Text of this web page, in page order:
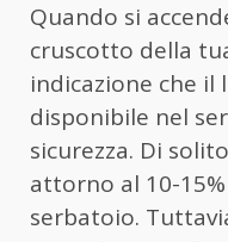
Quando si
cruscotto della
indicazione che il
disponibile nel
sicurezza. Di
attorno al 10-
serbatoio.